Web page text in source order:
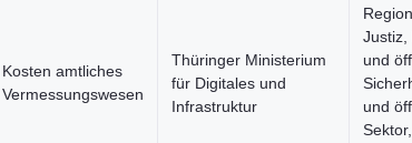
Kosten amtliches
Vermessungswesen
Thüringer Ministerium
für Digitales und
Infrastruktur
Justiz,
und
und